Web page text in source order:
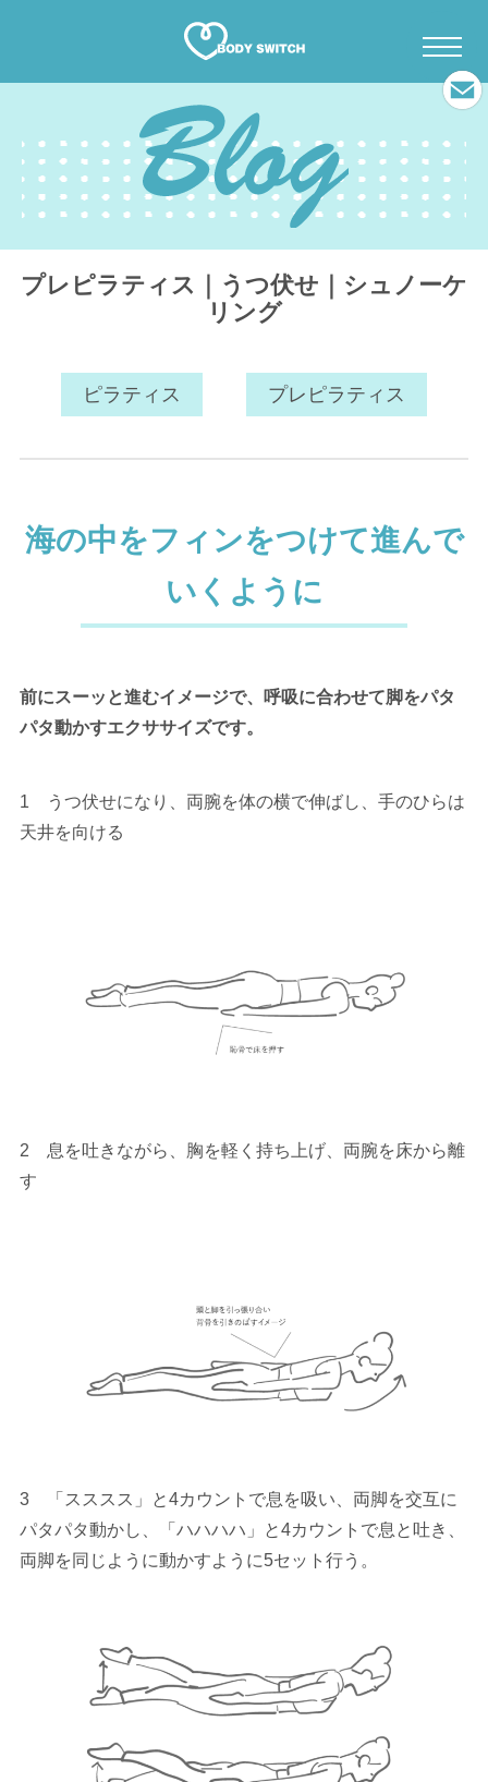
プレピラティス｜うつ伏せ｜シュノーケ
リング
ピラティス プレピラティス
海の中をフィンをつけて進んで
いくように
前にスーッと進むイメージで、呼吸に合わせて脚をパタ
パタ動かすエクササイズです。
1 うつ伏せになり、両腕を体の横で伸ばし、手のひらは
天井を向ける
2 息を吐きながら、胸を軽く持ち上げ、両腕を床から離
す
3 「スススス」と4カウントで息を吸い、両脚を交互に
パタパタ動かし、「ハハハハ」と4カウントで息と吐き、
両脚を同じように動かすように5セット行う。